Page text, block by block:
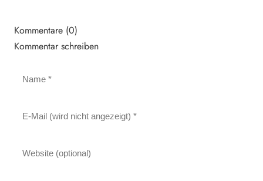
Kommentare (0)
Kommentar schreiben